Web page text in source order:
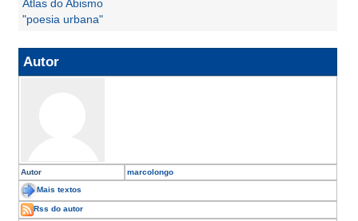
Atlas do Abismo
"poesia urbana"
Autor
Autor marcolongo
Mais textos
Rss do autor